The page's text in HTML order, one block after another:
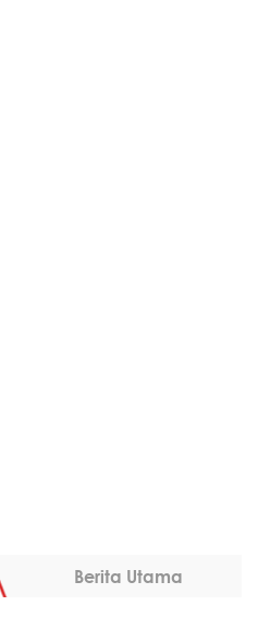
Berita Utama